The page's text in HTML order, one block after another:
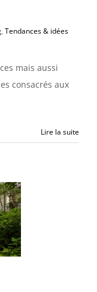
, Tendances & idées
mais aussi
consacrés aux
Lire la suite